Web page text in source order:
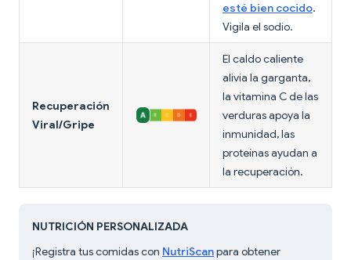
esté bien cocido.
Vigila el sodio.
Recuperación
Viral/Gripe
El caldo caliente
alivia la garganta,
la vitamina C de las
verduras apoya la
inmunidad, las
proteínas ayudan a
la recuperación.
NUTRICIÓN PERSONALIZADA
¡Registra tus comidas con NutriScanpara obtener